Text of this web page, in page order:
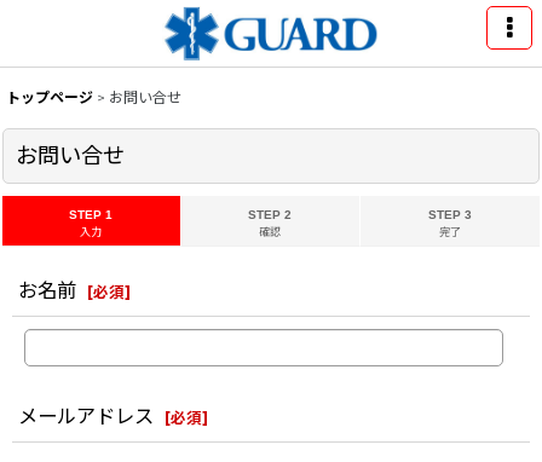
トップページ > お問い合せ
お問い合せ
STEP 1
入力
STEP 2
確認
STEP 3
完了
お名前 [必須]
メールアドレス [必須]